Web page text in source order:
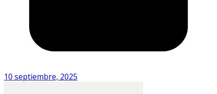
10 septiembre, 2025